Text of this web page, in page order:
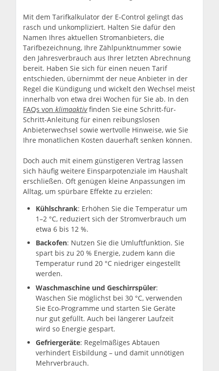
Mit dem Tarifkalkulator der E-Control gelingt das
rasch und unkompliziert. Halten Sie dafür den
Namen Ihres aktuellen Stromanbieters, die
Tarifbezeichnung, Ihre Zählpunktnummer sowie
den Jahresverbrauch aus Ihrer letzten Abrechnung
bereit. Haben Sie sich für einen neuen Tarif
entschieden, übernimmt der neue Anbieter in der
Regel die Kündigung und wickelt den Wechsel meist
innerhalb von etwa drei Wochen für Sie ab. In den
FAQs vonklimaaktivfinden Sie eine Schritt-für-
Schritt-Anleitung für einen reibungslosen
Anbieterwechsel sowie wertvolle Hinweise, wie Sie
Ihre monatlichen Kosten dauerhaft senken können.
Doch auch mit einem günstigeren Vertrag lassen
sich häufig weitere Einsparpotenziale im Haushalt
erschließen. Oft genügen kleine Anpassungen im
Alltag, um spürbare Effekte zu erzielen:
Kühlschrank: Erhöhen Sie die Temperatur um
1–2 °C, reduziert sich der Stromverbrauch um
etwa 6 bis 12 %.
Backofen: Nutzen Sie die Umluftfunktion. Sie
spart bis zu 20 % Energie, zudem kann die
Temperatur rund 20 °C niedriger eingestellt
werden.
Waschmaschine und Geschirrspüler:
Waschen Sie möglichst bei 30 °C, verwenden
Sie Eco-Programme und starten Sie Geräte
nur gut gefüllt. Auch bei längerer Laufzeit
wird so Energie gespart.
Gefriergeräte: Regelmäßiges Abtauen
verhindert Eisbildung – und damit unnötigen
Mehrverbrauch.